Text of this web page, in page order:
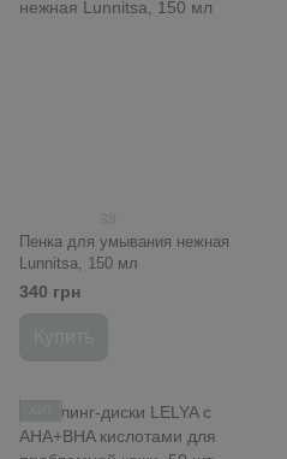
Пенка для умывания нежная
Lunnitsa, 150 мл
340 грн